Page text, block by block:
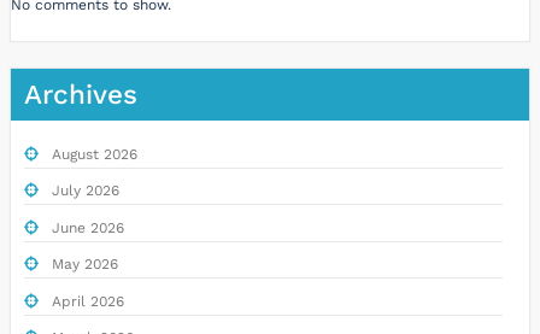
No comments to show.
Archives
August 2026
July 2026
June 2026
May 2026
April 2026